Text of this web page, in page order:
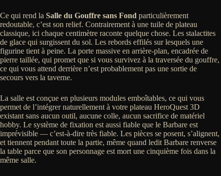
Ce qui rend la Salle du Gouffre sans Fond particulièrement
redoutable, c’est son relief. Contrairement à une tuile de plateau
classique, ici chaque centimètre raconte quelque chose. Les stalactites
de glace qui surgissent du sol. Les rebords effilés sur lesquels une
figurine tient à peine. La porte massive en arrière-plan, encadrée de
pierre taillée, qui promet que si vous survivez à la traversée du gouffre,
ce qui vous attend derrière n’est probablement pas une sortie de
secours vers la taverne.
La salle est conçue en plusieurs modules emboîtables, ce qui vous
permet de l’intégrer naturellement à votre plateau HeroQuest 3D
existant sans aucun outil, aucune colle, aucun sacrifice de matériel
hobby. Le système de fixation est aussi fiable que le Barbare est
imprévisible — c’est-à-dire très fiable. Les pièces se posent, s’alignent,
et tiennent pendant toute la partie, même quand ledit Barbare renverse
la table parce que son personnage est mort une cinquième fois dans la
même salle.